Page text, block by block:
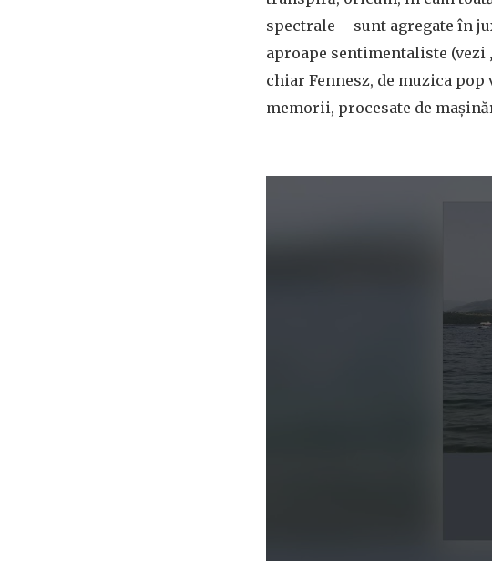
spectrale – sunt agregate în
aproape sentimentaliste (vezi
chiar Fennesz, de muzica pop
memorii, procesate de